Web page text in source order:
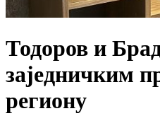
Тодоров и
заједничким
региону